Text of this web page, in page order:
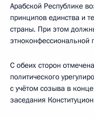
Арабской Республике
принципов единства и
страны. При этом
этноконфессиональной
С обеих сторон
политического
с учётом созыва в
заседания